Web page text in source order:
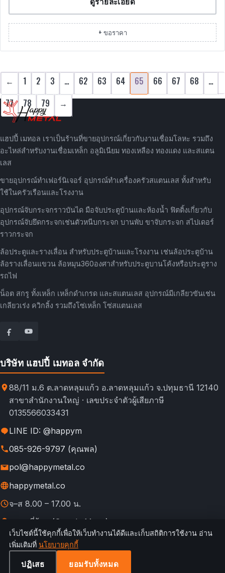
+ ขอราคา
← 1 2 3 … 62 63 64 65 66 67 68
…
77
78 79 →
แฮปปี้ เมทอล เราเป็นร้านที่ขายอุปกรณ์เกี่ยวกับงานเชื่อมโลหะ รวมถึง
อะไหล่สำหรับงานเชื่อมเหล็ก อลูมิเนียม ทองเหลือง ทองแดง และสแตน
เลส
ขายอุปกรณ์ทำเฟอร์นิเจอร์ อุปกรณ์ทำเครื่องครัวสแตนเลส ทั้งสำหรับ
ใช้ในครัวเรือนและโรงงาน
อุปกรณ์จับกระจกราวบันได มือจับประตูบ้านและห้องน้ำ ฟิตติ้งเกี่ยวกับ
อุปกรณ์จับยึดกระจกเช่นตัวหนีบกระจก บานพับ ขาจับกระจก สไปเดอร์
ราวกระจก
ล้อประตูและรางเลื่อน สำหรับประตูบ้านและโรงงาน เช่นล้อประตูบ้าน
ล้อรางเลื่อนแขวน ล้อหมุน360องศาสำหรับประตูบานโค้งหรือประตูราง
รถไฟ
น็อต สกรู ทั้งเหล็ก เหล็กดำเกรด และสแตนเลส อุปกรณ์มีเกลียวขันเช่น
เกลียวเร่ง ควิกลิ้ง รวมถึงโซ่เหล็ก โซ่สแตนเลส
บริษัท แฮปปี้ เมทอล จำกัด
88/11 ม.6 ต.ลาดหลุมแก้ว อ.ลาดหลุมแก้ว จ.ปทุมธานี 12140
สาขาสำนักงานใหญ่ · เลขประจำตัวผู้เสียภาษี
0135566033431
LINE ID: @happym
085-926-9797 (คุณพล)
pol@happymetal.co
happymetal.co
จ–ส 8.00 – 17.00 น.
ดูแผนที่ร้าน (Google Maps)
© 2026 happymetal.co. All rights reserved.
ใช้บริการ
กฎการใช้งาน &
เป็นส่วนตัว
เว็บไซต์นี้ใช้คุกกี้เพื่อให้เว็บทำงานได้ดีและเก็บสถิติการใช้งาน อ่าน
เพิ่มเติมที่ นโยบายคุกกี้
ปฏิเสธ ยอมรับทั้งหมด